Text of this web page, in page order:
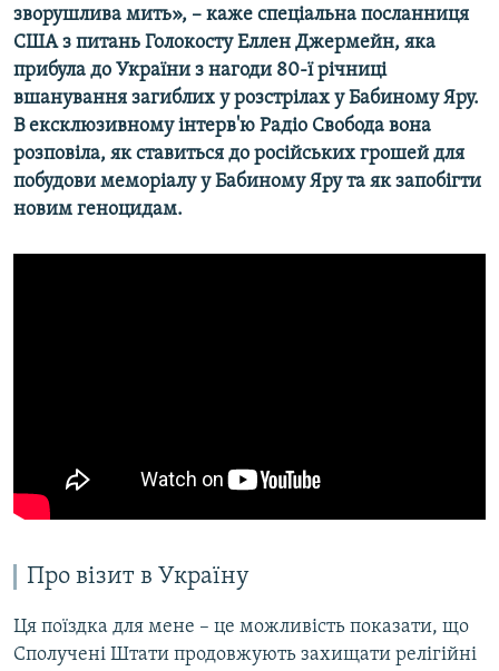
зворушлива мить», – каже спеціальна посланниця
США з питань Голокосту Еллен Джермейн, яка
прибула до України з нагоди 80-ї річниці
вшанування загиблих у розстрілах у Бабиному Яру.
В ексклюзивному інтерв'ю Радіо Свобода вона
розповіла, як ставиться до російських грошей для
побудови меморіалу у Бабиному Яру та як запобігти
новим геноцидам.
Про візит в Україну
Ця поїздка для мене – це можливість показати, що
Сполучені Штати продовжують захищати релігійні